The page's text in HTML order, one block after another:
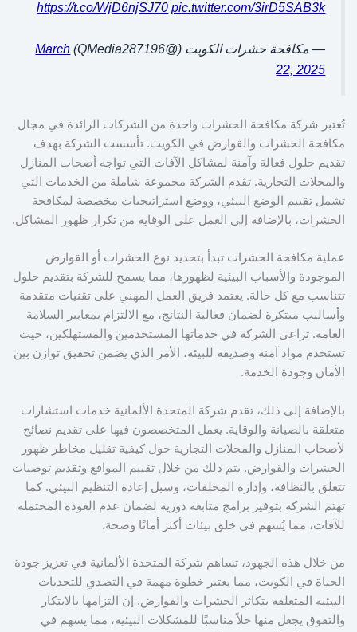
https://t.co/WjD6njSJ70 pic.twitter.com/3irD5SAB3k
— مكافحة حشرات الكويت (@QMedia287196)
March
22, 2025
تُعتبر شركة مكافحة الحشرات واحدة من الشركات الرائدة في مجال
مكافحة الحشرات والقوارض في الكويت. تأسست الشركة بهدف
تقديم حلول فعالة وآمنة لمشاكل الآفات التي تواجه أصحاب المنازل
والمحلات التجارية. تقدم الشركة مجموعة شاملة من الخدمات التي
تشمل تقييم الوضع البيئي، ووضع استراتيجيات مخصصة لمكافحة
الحشرات، بالإضافة إلى العمل على الوقاية من تكرار ظهور المشاكل.
عملية مكافحة الحشرات تبدأ بتحديد نوع الحشرات أو القوارض
الموجودة والأسباب البيئية لظهورها، مما يسمح للشركة بتقديم حلول
تتناسب مع كل حالة. يعتمد فريق العمل المهني على تقنيات متقدمة
وأساليب مبتكرة لضمان فعالية النتائج، مع الالتزام بمعايير السلامة
العامة. تراعى الشركة في خدماتها المستخدمين والمستهلكين، حيث
تستخدم مواد آمنة وصديقة للبيئة، الأمر الذي يضمن تحقيق توازن بين
الأمان وجودة الخدمة.
بالإضافة إلى ذلك، تقدم شركة المتحدة الألمانية خدمات استشارات
متعلقة بالصيانة والوقاية. يعمل المتخصصون فيها على تقديم نصائح
لأصحاب المنازل والمحلات التجارية حول كيفية تقليل مخاطر ظهور
الحشرات والقوارض. يتم ذلك من خلال تقييم المواقع وتقديم توصيات
تتعلق بالنظافة، وإدارة المخلفات، وسبل إعادة التنظيم البيئي. كما
تهتم الشركة بتوفير برامج متابعة دورية لضمان عدم العودة المحتملة
للآفات، مما يُسهم في خلق بيئات أكثر أمانًا وصحة.
من خلال هذه الجهود، تساهم شركة المتحدة الألمانية في تعزيز جودة
الحياة في الكويت، مما يعتبر خطوة مهمة في التصدي للتحديات
البيئية المتعلقة بتكاثر الحشرات والقوارض. إن التزامها بالابتكار
والتفوق يجعل منها حلاً مناسبًا للمشكلات البيئية، مما يسهم في